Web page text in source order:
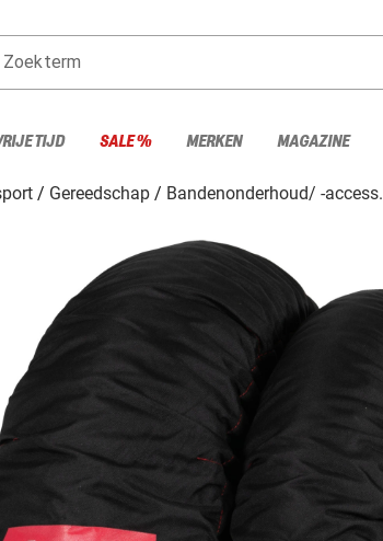
Zoekterm
TIJD SALE % MERKEN MAGAZINE
Gereedschap Bandenonderhoud/ -access.